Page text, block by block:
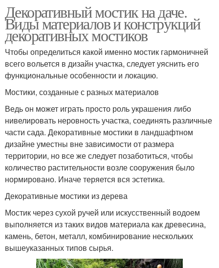
Декоративный мостик на даче.
Виды материалов и конструкций
декоративных мостиков
Чтобы определиться какой именно мостик гармоничней
всего вольется в дизайн участка, следует уяснить его
функциональные особенности и локацию.
Мостики, созданные с разных материалов
Ведь он может играть просто роль украшения либо
нивелировать неровность участка, соединять различные
части сада. Декоративные мостики в ландшафтном
дизайне уместны вне зависимости от размера
территории, но все же следует позаботиться, чтобы
количество растительности возле сооружения было
нормировано. Иначе теряется вся эстетика.
Декоративные мостики из дерева
Мостик через сухой ручей или искусственный водоем
выполняется из таких видов материала как древесина,
камень, бетон, металл, комбинирование нескольких
вышеуказанных типов сырья.